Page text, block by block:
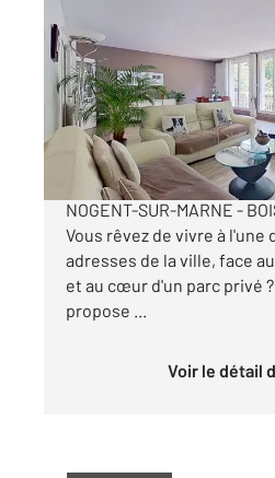
Ref : 1532
Appartement F5 à
1 119 000
Appartement à vendre en
NOGENT-SUR-MARNE -
Vous rêvez de vivre à l'une
adresses de la ville, face
et au cœur d'un parc privé
propose ...
Voir le détail